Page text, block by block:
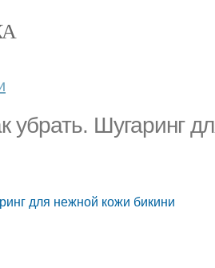
убрать. Шугаринг
для нежной кожи бикини